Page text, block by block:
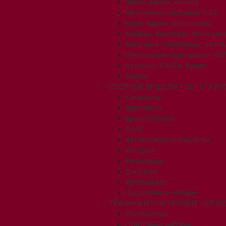
Шины, диски, колеса
Металлические рамы 1:43
Баки, ящики, рессиверы
Кабины, бамперы,
Бортовые платформы,
Лесовозные надстройки,
Фургоны, КУНГи, будки
Боксы
СБОРНЫЕ МОДЕЛИ 1:35, 1:72 И
Самолеты
Вертолеты
Бронетехника
Флот
Автомобили, мотоциклы
Фигурки
Рельсовые
Диорамы
Афтемаркет
Подарочные наборы
ТЕХНИКА И ПОСТРОЙКИ 1:87
Локомотивы
Стартовые наборы